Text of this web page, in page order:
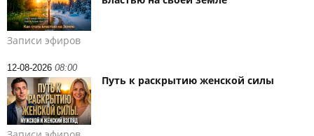
Записи эфиров
12-08-2026 08:00
Путь к раскрытию женской силы